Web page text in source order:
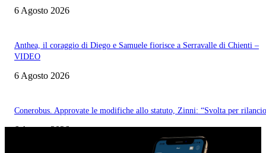
6 Agosto 2026
Anthea, il coraggio di Diego e Samuele fiorisce a Serravalle di Chienti –
VIDEO
6 Agosto 2026
Conerobus. Approvate le modifiche allo statuto, Zinni: “Svolta per
6 Agosto 2026